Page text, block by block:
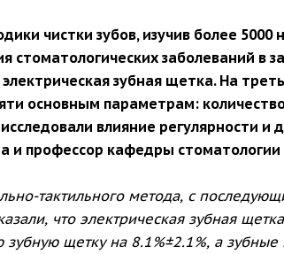
чистки зубов, изучив более
заболеваний в
зубная щетка. На
основным параметрам:
влияние регулярности
и профессор кафедры стоматологии
тактильного метода, с
что электрическая зубная
щетку на 8.1%±2.1%, а